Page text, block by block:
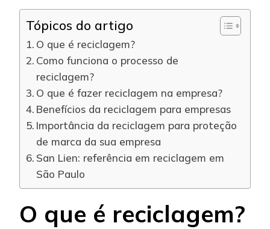
Tópicos do artigo
O que é reciclagem?
Como funciona o processo de
reciclagem?
O que é fazer reciclagem na empresa?
Benefícios da reciclagem para empresas
Importância da reciclagem para proteção
de marca da sua empresa
San Lien: referência em reciclagem em
São Paulo
O que é reciclagem?